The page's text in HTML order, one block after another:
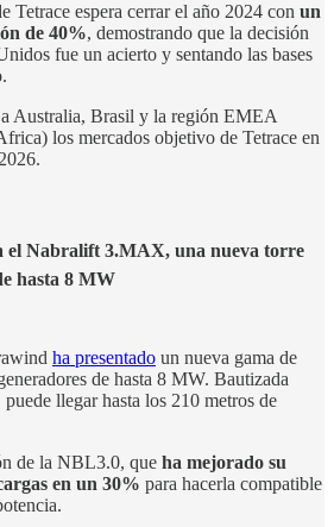
Tetrace espera cerrar el año 2024 con un
de 40%, demostrando que la decisión
fue un acierto y sentando las bases
Australia, Brasil y la región EMEA
los mercados objetivo de Tetrace en
Nabralift 3.MAX, una nueva torre
hasta 8 MW
ha presentado un nueva gama de
de hasta 8 MW. Bautizada
puede llegar hasta los 210 metros de
de la NBL3.0, que ha mejorado su
en un 30% para hacerla compatible